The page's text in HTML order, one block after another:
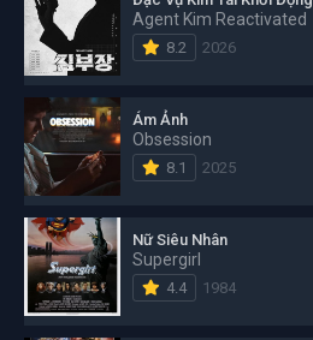
Agent Kim Reactivated
8.2 2026
Ám Ảnh
Obsession
8.1 2025
Nữ Siêu Nhân
Supergirl
4.4 1984